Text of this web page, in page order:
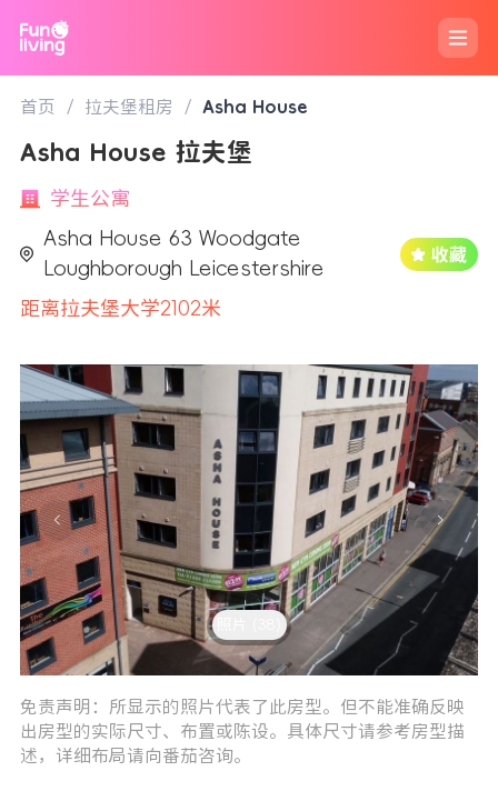
首页 / 拉夫堡租房 / Asha House
Asha House 拉夫堡
学生公寓
Asha House 63 Woodgate
Loughborough Leicestershire
距离拉夫堡大学2102米
免责声明：所显示的照片代表了此房型。但不能准确反映
出房型的实际尺寸、布置或陈设。具体尺寸请参考房型描
述，详细布局请向番茄咨询。